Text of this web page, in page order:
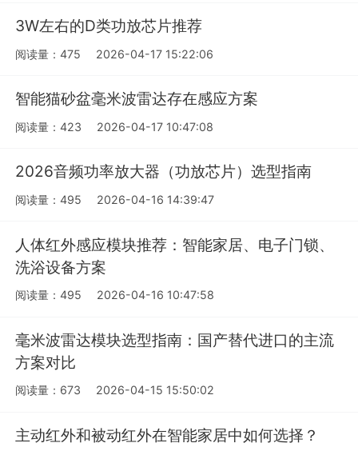
3W左右的D类功放芯片推荐
阅读量：475 2026-04-17 15:22:06
智能猫砂盆毫米波雷达存在感应方案
阅读量：423 2026-04-17 10:47:08
2026音频功率放大器（功放芯片）选型指南
阅读量：495 2026-04-16 14:39:47
人体红外感应模块推荐：智能家居、电子门锁、
洗浴设备方案
阅读量：495 2026-04-16 10:47:58
毫米波雷达模块选型指南：国产替代进口的主流
方案对比
阅读量：673 2026-04-15 15:50:02
主动红外和被动红外在智能家居中如何选择？